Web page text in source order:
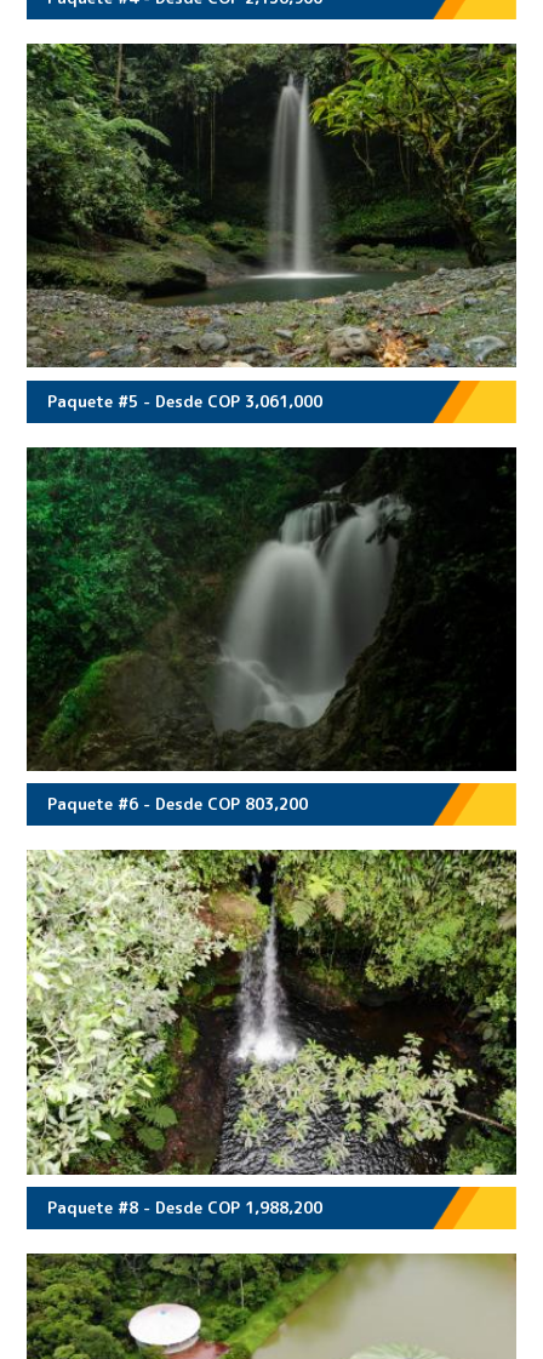
Paquete #5 - Desde COP 3,061,000
Paquete #6 - Desde COP 803,200
Paquete #8 - Desde COP 1,988,200